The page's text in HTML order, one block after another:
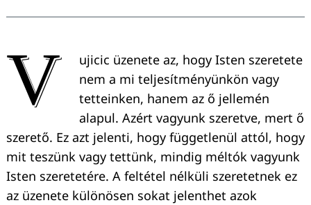
V
ujicic üzenete az, hogy Isten szeretete
nem a mi teljesítményünkön vagy
tetteinken, hanem az ő jellemén
alapul. Azért vagyunk szeretve, mert ő
szerető. Ez azt jelenti, hogy függetlenül attól, hogy
mit teszünk vagy tettünk, mindig méltók vagyunk
Isten szeretetére. A feltétel nélküli szeretetnek ez
az üzenete különösen sokat jelenthet azok